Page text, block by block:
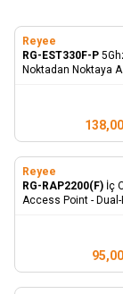
Reyee
RG-EST330F-P
Noktadan Noktaya
138,00
Reyee
RG-RAP2200(F) İç
Access Point - Dual-
95,00